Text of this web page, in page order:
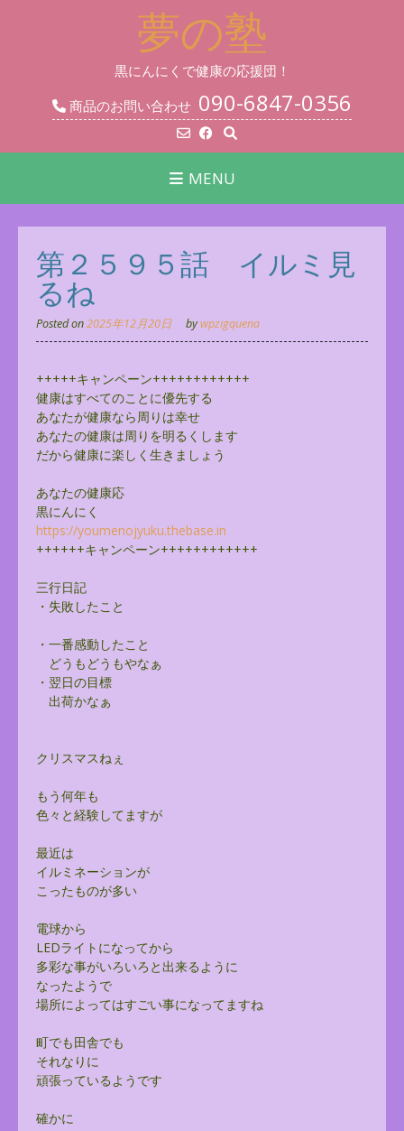
夢の塾
黒にんにくで健康の応援団！
商品のお問い合わせ 090-6847-0356
MENU
第２５９５話 イルミ見
るね
Posted on2025年12月20日 bywpzigquena
+++++キャンペーン++++++++++++
健康はすべてのことに優先する
あなたが健康なら周りは幸せ
あなたの健康は周りを明るくします
だから健康に楽しく生きましょう
あなたの健康応
黒にんにく
https://youmenojyuku.thebase.in
++++++キャンペーン++++++++++++
三行日記
・失敗したこと
・一番感動したこと
どうもどうもやなぁ
・翌日の目標
出荷かなぁ
クリスマスねぇ
もう何年も
色々と経験してますが
最近は
イルミネーションが
こったものが多い
電球から
LEDライトになってから
多彩な事がいろいろと出来るように
なったようで
場所によってはすごい事になってますね
町でも田舎でも
それなりに
頑張っているようです
確かに